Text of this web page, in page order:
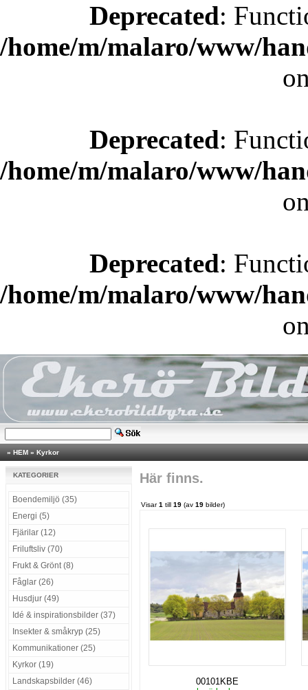
Deprecated:
/home/m/malaro/www/
Deprecated:
/home/m/malaro/www/
Deprecated:
/home/m/malaro/www/
» HEM » Kyrkor
KATEGORIER
Boendemiljö (35)
Energi (5)
Fjärilar (12)
Friluftsliv (70)
Frukt & Grönt (8)
Fåglar (26)
Husdjur (49)
Idé & inspirationsbilder (37)
Insekter & småkryp (25)
Kommunikationer (25)
Kyrkor (19)
Landskapsbilder (46)
Här finns.
Visar1 till 19 (av 19 bilder)
00101KBE